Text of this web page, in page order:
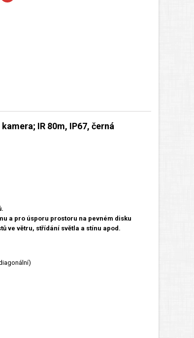
IR 80m, IP67, černá
a pro úsporu prostoru na pevném disku
ve větru, střídání světla a stínu apod.